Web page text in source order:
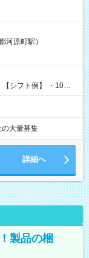
ビニATMから 日払
河原町駅）
の大量募集
詳細へ
製品の梱